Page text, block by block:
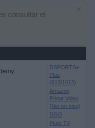
consultar el
DSPORTS+
Plus
(613/1613)
Amazon
Prime Video
(Ver en vivo)
DGO
Pluto TV